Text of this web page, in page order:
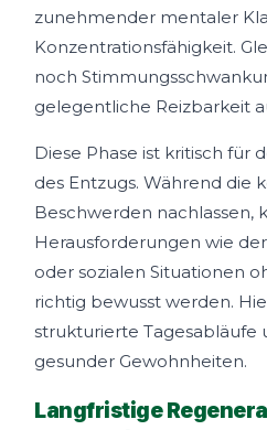
zunehmender mentaler
Konzentrationsfähigkeit.
noch
gelegentliche Reizbarkeit
Diese Phase ist kritisch für
des Entzugs. Während die
Beschwerden nachlassen,
Herausforderungen wie
oder sozialen Situationen
richtig bewusst werden.
strukturierte Tagesabläufe
gesunder Gewohnheiten.
Langfristige